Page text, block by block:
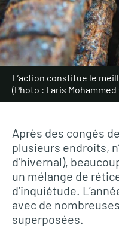
L’action constitue le
(Photo : Faris
Après des congés
plusieurs endroits,
d’hivernal),
un mélange de
d’inquiétude.
avec de
superposées.